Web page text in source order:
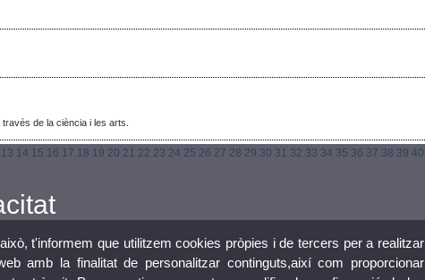
de la ciència i les arts.
13 14 15 16 17 18 19 20 21 22 23 24 25 26 27 28 29 30 31 32 33 34 35 36 37 38 39 40
t'informem que utilitzem cookies pròpies i de tercers per a realitzar
amb la finalitat de personalitzar continguts,així com proporcionar